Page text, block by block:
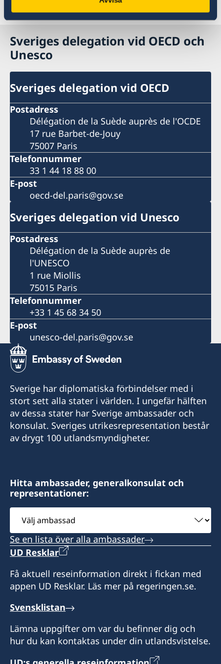
Senast uppdaterad 05 feb. 2024, 17.17
Sveriges delegation vid OECD och
Unesco
Sveriges delegation vid OECD
Postadress
Délégation de la Suède auprès de l'OCDE
17 rue Barbet-de-Jouy
75007 Paris
Telefonnummer
33 1 44 18 88 00
E-post
oecd-del.paris@gov.se
Sveriges delegation vid Unesco
Postadress
Délégation de la Suède auprès de
l'UNESCO
1 rue Miollis
75015 Paris
Telefonnummer
+33 1 45 68 34 50
E-post
unesco-del.paris@gov.se
Sverige har diplomatiska förbindelser med i
stort sett alla stater i världen. I ungefär hälften
av dessa stater har Sverige ambassader och
konsulat. Sveriges utrikesrepresentation består
av drygt 100 utlandsmyndigheter.
Hitta ambassader, generalkonsulat och
representationer:
Välj
ambassad
Se en lista över alla ambassader
UD Resklar
Få aktuell reseinformation direkt i fickan med
appen UD Resklar. Läs mer på regeringen.se.
Svensklistan
Lämna uppgifter om var du befinner dig och
hur du kan kontaktas under din utlandsvistelse.